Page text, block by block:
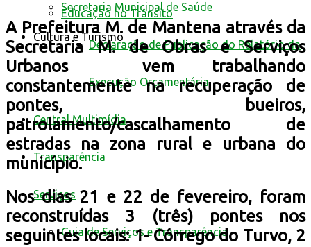
Educação no Trânsito
Cultura e Turismo
Secretaria Municipal de Saúde
Declaração de Publicação do Relatório da
Execução Orçamentária
Central Multimídia
Transparência
Serviços
Guia de Serviços e Transparência
A Prefeitura M. de Mantena através da
Secretaria M. de Obras e Serviços
Urbanos vem trabalhando
constantemente na recuperação de
pontes, bueiros,
patrolamento/cascalhamento de
estradas na zona rural e urbana do
município.
Nos dias 21 e 22 de fevereiro, foram
reconstruídas 3 (três) pontes nos
seguintes locais: 1- Córrego do Turvo, 2